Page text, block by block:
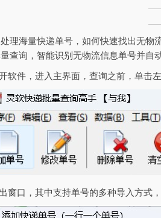
理海量快递单号，如何快速找出无物
查询，智能识别无物流信息单号并自
软件，进入主界面，查询之前，单击
窗口，其中支持单号的多种导入方式